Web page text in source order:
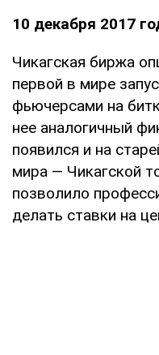
10 декабря 2017
Чикагская биржа
первой в мире
фьючерсами на
нее аналогичный
появился и на
мира — Чикагской
позволило
делать ставки на